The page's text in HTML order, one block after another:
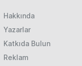
Hakkında
Yazarlar
Katkıda Bulun
Reklam